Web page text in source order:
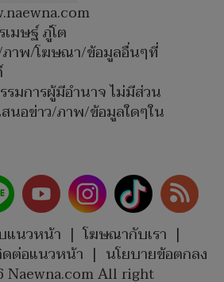
มษฐ์ ภู่โต
าพ/โฆษณา/ข้อมูลอื่นๆที่
รมการผู้มีอำนาจ ไม่มีส่วน
สนอข่าว/ภาพ/ข้อมูลใดๆใน
แนวหน้า | โฆษณากับเรา |
ต่อแนวหน้า | นโยบายข้อตกลง
Naewna.com All right